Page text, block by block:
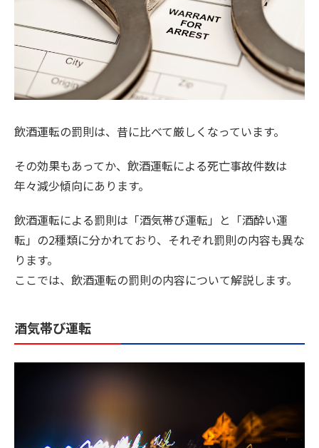
飲酒運転の罰則は、昔に比べて厳しくなっています。
その効果もあってか、飲酒運転による死亡事故件数は
年々減少傾向にあります。
飲酒運転による罰則は「酒気帯び運転」と「酒酔い運
転」の2種類に分かれており、それぞれ罰則の内容も異な
ります。
ここでは、飲酒運転の罰則の内容について解説します。
酒気帯び運転